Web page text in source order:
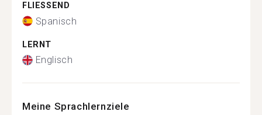
FLIESSEND
Spanisch
LERNT
Englisch
Meine Sprachlernziele